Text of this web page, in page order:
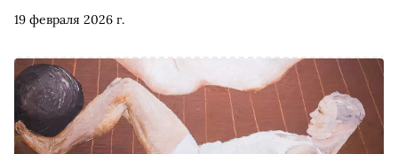
19 февраля 2026 г.
проходит несколько выставок, на которых можно увидеть
наиболее ярких и интересных из них